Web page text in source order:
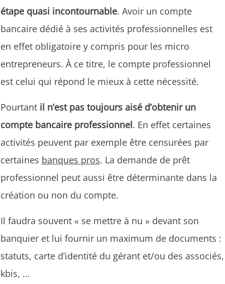
étape quasi incontournable. Avoir un compte
bancaire dédié à ses activités professionnelles est
en effet obligatoire y compris pour les micro
entrepreneurs. À ce titre, le compte professionnel
est celui qui répond le mieux à cette nécessité.
Pourtant il n’est pas toujours aisé d’obtenir un
compte bancaire professionnel. En effet certaines
activités peuvent par exemple être censurées par
certaines banques pros. La demande de prêt
professionnel peut aussi être déterminante dans la
création ou non du compte.
Il faudra souvent « se mettre à nu » devant son
banquier et lui fournir un maximum de documents :
statuts, carte d’identité du gérant et/ou des associés,
kbis, …